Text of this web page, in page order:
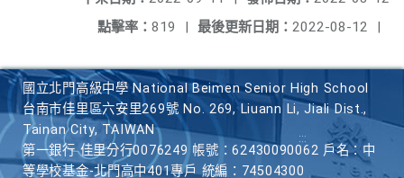
最後更新日期： 2022-08-12 |
點擊率： 819 |
國立北門高級中學 National Beimen Senior High School
台南市佳里區六安里269號 No. 269, Liuann Li, Jiali Dist.,
Tainan City, TAIWAN
第一銀行 佳里分行0076249 帳號：62430090062 戶名：中
等學校基金-北門高中401專戶 統編：74504300